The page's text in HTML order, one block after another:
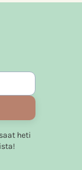
heti